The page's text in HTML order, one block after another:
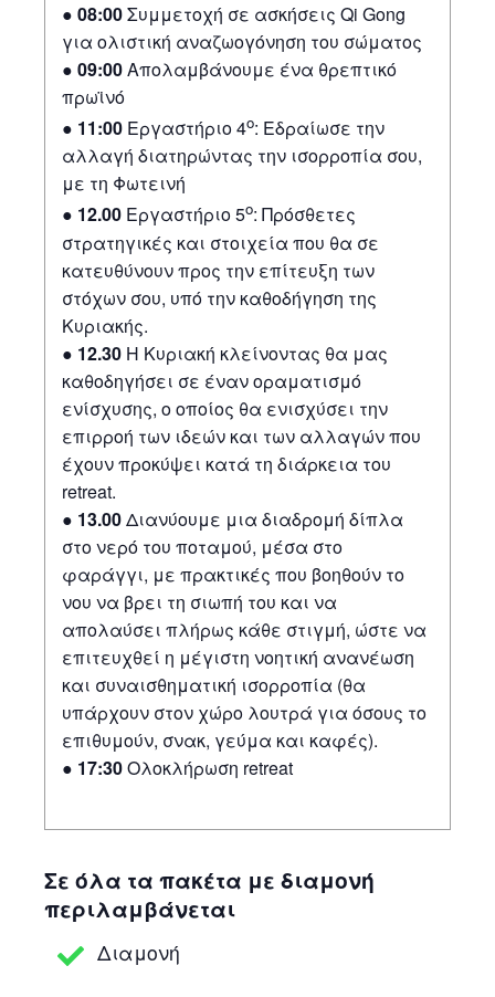
●08:00Συμμετοχή σε ασκήσεις Qi Gong
για ολιστική αναζωογόνηση του σώματος
●09:00Απολαμβάνουμε ένα θρεπτικό
πρωϊνό
● 11:00 Εργαστήριο 4ο: Εδραίωσε την
αλλαγή διατηρώντας την ισορροπία σου,
με τη Φωτεινή
● 12.00 Εργαστήριο 5ο: Πρόσθετες
στρατηγικές και στοιχεία που θα σε
κατευθύνουν προς την επίτευξη των
στόχων σου, υπό την καθοδήγηση της
Κυριακής.
● 12.30 Η Κυριακή κλείνοντας θα μας
καθοδηγήσει σε έναν οραματισμό
ενίσχυσης, ο οποίος θα ενισχύσει την
επιρροή των ιδεών και των αλλαγών που
έχουν προκύψει κατά τη διάρκεια του
retreat.
● 13.00Διανύουμε μια διαδρομή δίπλα
στο νερό του ποταμού, μέσα στο
φαράγγι, με πρακτικές που βοηθούν το
νου να βρει τη σιωπή του και να
απολαύσει πλήρως κάθε στιγμή, ώστε να
επιτευχθεί η μέγιστη νοητική ανανέωση
και συναισθηματική ισορροπία (θα
υπάρχουν στον χώρο λουτρά για όσους το
επιθυμούν, σνακ, γεύμα και καφές).
● 17:30Ολοκλήρωση retreat
Σε όλα τα πακέτα με διαμονή
περιλαμβάνεται
Διαμονή